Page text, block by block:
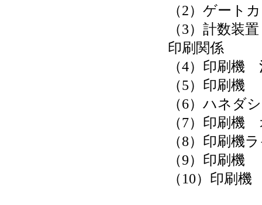
（2）ゲートカ
（3）計数装置
印刷関係
（4）印刷機 治
（5）印刷機 Ｒ
（6）ハネダシ
（7）印刷機 オ
（8）印刷機ラ
（9）印刷機 Ｃ
（10）印刷機